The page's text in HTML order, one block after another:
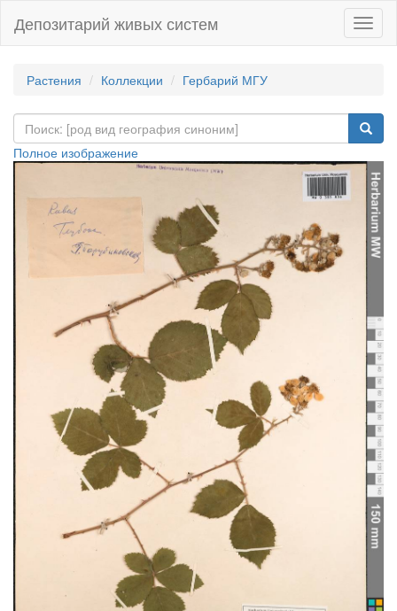
Депозитарий живых систем
Растения Коллекции Гербарий МГУ
Полное изображение